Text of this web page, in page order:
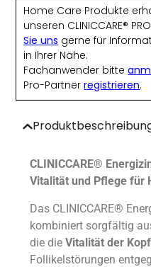
Home Care Produkte
unseren CLINICCARE®
Sie uns gerne für
in Ihrer Nähe.
Fachanwender bitte
Pro-Partnerregistrieren.
CLINICCARE®
Vitalität und Pflege für
Das CLINICCARE®
kombiniert sorgfältig
die dieVitalität der
Follikelstörungen